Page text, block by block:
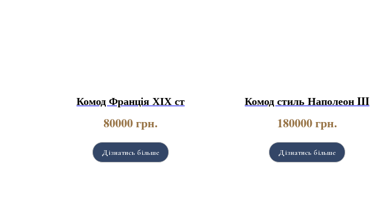
Комод Франція ХІХ ст
80000грн.
Дізнатись більше
Комод стиль Наполеон III
180000грн.
Дізнатись більше